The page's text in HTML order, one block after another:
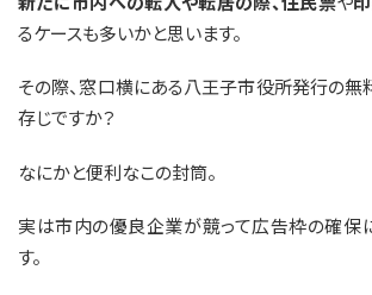
るケースも多いかと思います。
その際、窓口横にある八王子市役所発行の無
存じですか？
なにかと便利なこの封筒。
実は市内の優良企業が競って広告枠の確保
す。